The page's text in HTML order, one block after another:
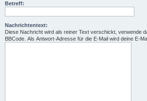
Betreff:
Nachrichtentext:
Diese Nachricht wird als reiner Text verschickt, verwende
BBCode. Als Antwort-Adresse für die E-Mail wird deine E-